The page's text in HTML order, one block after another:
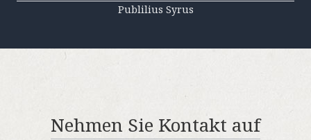
Publilius Syrus
Nehmen Sie Kontakt auf